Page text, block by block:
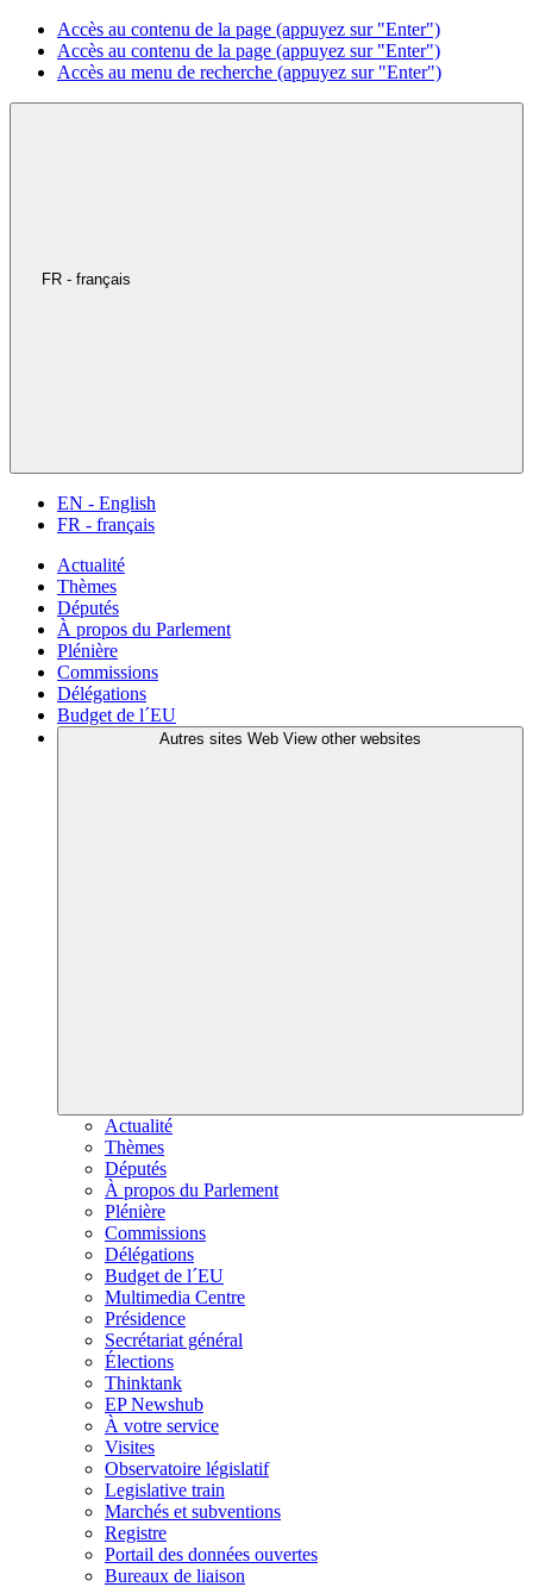
Accès au contenu de la page (appuyez sur "Enter")
Accès au contenu de la page (appuyez sur "Enter")
Accès au menu de recherche (appuyez sur "Enter")
FR - français
EN - English
FR - français
Actualité
Thèmes
Députés
À propos du Parlement
Plénière
Commissions
Délégations
Budget de l´EU
Autres sites Web View other websites
Actualité
Thèmes
Députés
À propos du Parlement
Plénière
Commissions
Délégations
Budget de l´EU
Multimedia Centre
Présidence
Secrétariat général
Élections
Thinktank
EP Newshub
À votre service
Visites
Observatoire législatif
Legislative train
Marchés et subventions
Registre
Portail des données ouvertes
Bureaux de liaison